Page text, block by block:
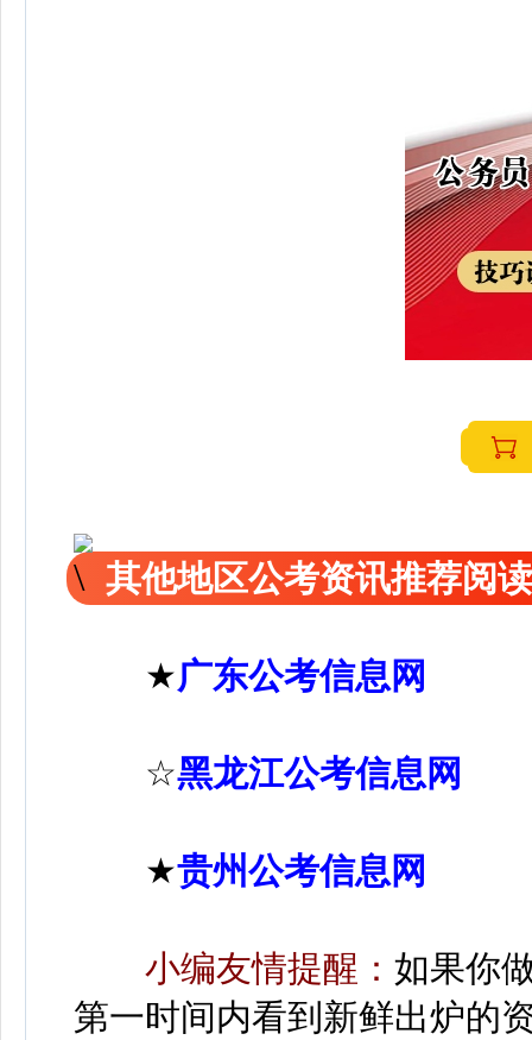
其他地区公考资讯推荐阅读
★广东公考信息网
☆黑龙江公考信息网
★贵州公考信息网
小编友情提醒： 如果你
第一时间内看到新鲜出炉的